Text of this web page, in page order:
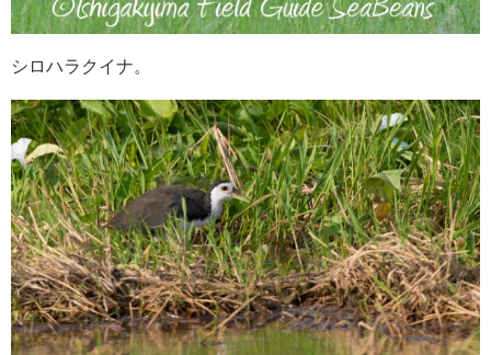
シロハラクイナ。